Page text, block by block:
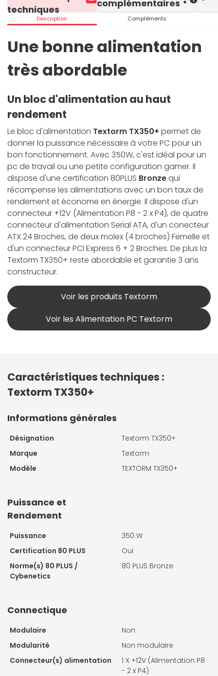
techniques
Description
complémentaires
Compléments
Une bonne alimentation
très abordable
Un bloc d'alimentation au haut
rendement
Le bloc d'alimentation Textorm TX350+ permet de
donner la puissance nécessaire à votre PC pour un
bon fonctionnement. Avec 350W, c'est idéal pour un
pc de travail ou une petite configuration gamer. Il
dispose d'une certification 80PLUS Bronzequi
récompense les alimentations avec un bon taux de
rendement et économe en énergie. Il dispose d'un
connecteur +12V (Alimentation P8 - 2 x P4), de quatre
connecteur d'alimentation Serial ATA, d'un conecteur
ATX 24 Broches, de deux molex (4 broches) Femelle et
d'un connecteur PCI Express 6 + 2 Broches. De plus la
Textorm TX350+ reste abordable et garantie 3 ans
constructeur.
Voir les produits Textorm
Voir les Alimentation PC Textorm
Caractéristiques techniques :
Textorm TX350+
Informations générales
Désignation
Textorm TX350+
Marque
Textorm
Modèle
TEXTORM TX350+
Puissance et
Rendement
Puissance
350 W
Certification 80 PLUS
Oui
Norme(s) 80 PLUS /
Cybenetics
80 PLUS Bronze
Connectique
Modulaire
Non
Modularité
Non modulaire
Connecteur(s) alimentation
1 X +12V (Alimentation P8
- 2 x P4)